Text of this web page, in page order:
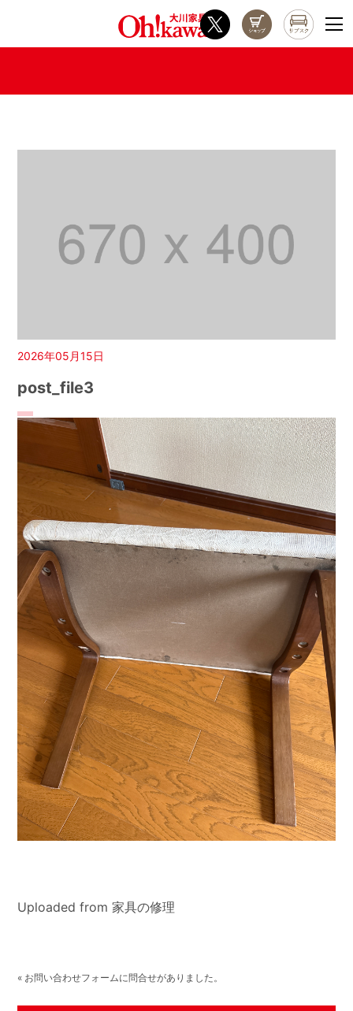
2026年05月15日
post_file3
Uploaded from 家具の修理
« お問い合わせフォームに問合せがありました。